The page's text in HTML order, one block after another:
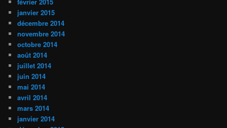
janvier 2015
décembre 2014
novembre 2014
octobre 2014
août 2014
juillet 2014
juin 2014
mai 2014
avril 2014
mars 2014
janvier 2014